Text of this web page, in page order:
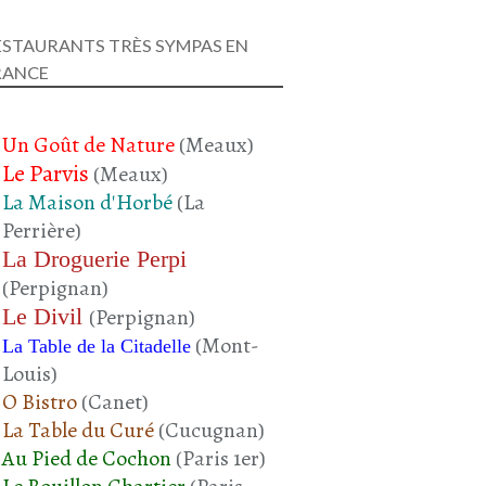
TRÈS SYMPAS EN
Un Goût de Nature(Meaux)
Le Parvis (Meaux)
La Maison d'Horbé(La
Perrière)
La Droguerie Perpi
(Perpignan)
Le Divil (Perpignan)
La Table de la Citadelle (Mont-
Louis)
O Bistro(Canet)
La Table du Curé(Cucugnan)
Au Pied de Cochon(Paris 1er)